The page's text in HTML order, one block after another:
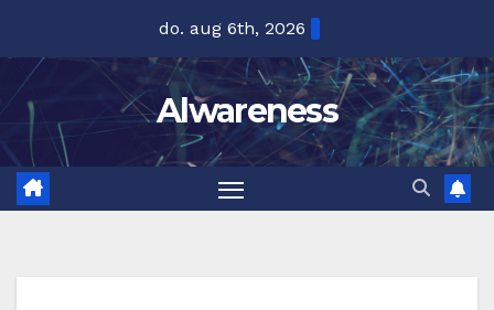
inhoud
do. aug 6th, 2026
Alwareness